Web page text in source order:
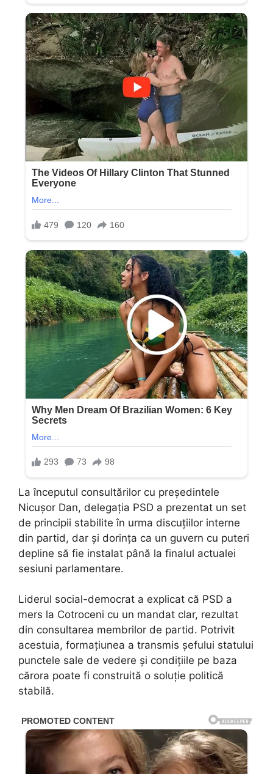
La începutul consultărilor cu președintele
Nicușor Dan, delegația PSD a prezentat un set
de principii stabilite în urma discuțiilor interne
din partid, dar și dorința ca un guvern cu puteri
depline să fie instalat până la finalul actualei
sesiuni parlamentare.
Liderul social-democrat a explicat că PSD a
mers la Cotroceni cu un mandat clar, rezultat
din consultarea membrilor de partid. Potrivit
acestuia, formațiunea a transmis șefului statului
punctele sale de vedere și condițiile pe baza
cărora poate fi construită o soluție politică
stabilă.